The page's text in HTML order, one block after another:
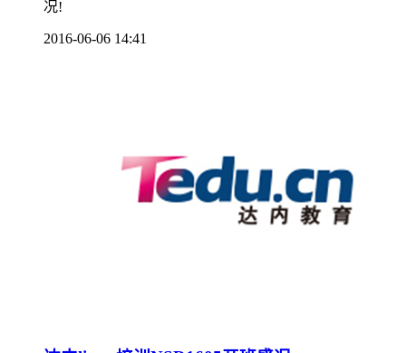
况!
2016-06-06 14:41